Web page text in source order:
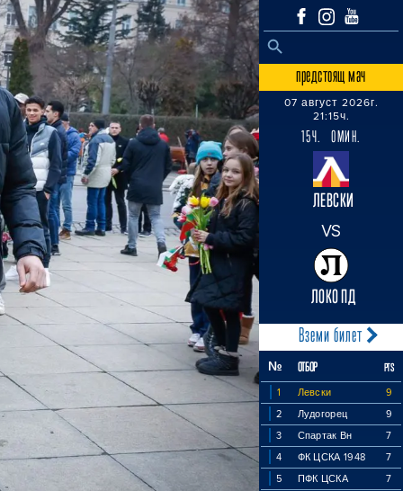
Search
SEARCH BUTTON
предстоящ мач
07 август 2026г.
21:15ч.
15Ч. 0МИН.
ЛЕВСКИ
VS
ЛОКО ПД
Вземи билет
№ ОТБОР PTS
1 Левски
9
2
Лудогорец
9
3
Спартак Вн
7
4
ФК ЦСКА 1948
7
5
ПФК ЦСКА
7